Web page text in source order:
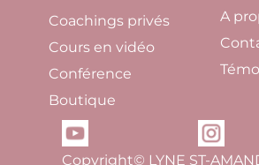
Coachings privés
Cours en vidéo
Conférence
Boutique
A
Copyright© LYNE ST-